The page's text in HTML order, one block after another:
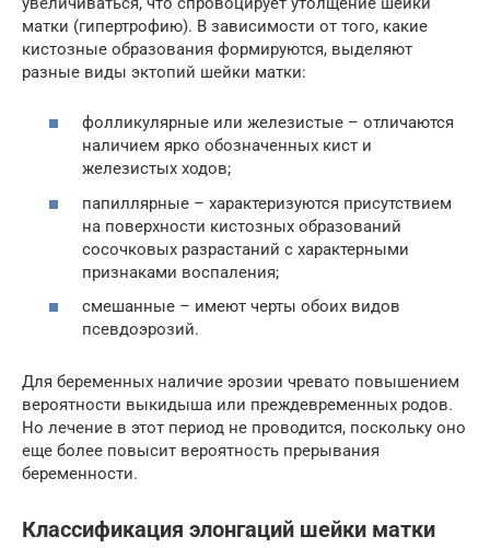
матки (гипертрофию). В зависимости от того, какие
кистозные образования формируются, выделяют
разные виды эктопий шейки матки:
фолликулярные или железистые – отличаются
наличием ярко обозначенных кист и
железистых ходов;
папиллярные – характеризуются присутствием
на поверхности кистозных образований
сосочковых разрастаний с характерными
признаками воспаления;
смешанные – имеют черты обоих видов
псевдоэрозий.
Для беременных наличие эрозии чревато повышением
вероятности выкидыша или преждевременных родов.
Но лечение в этот период не проводится, поскольку оно
еще более повысит вероятность прерывания
беременности.
Классификация элонгаций шейки матки